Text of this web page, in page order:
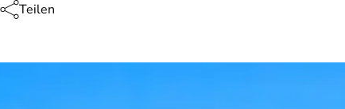
Teilen